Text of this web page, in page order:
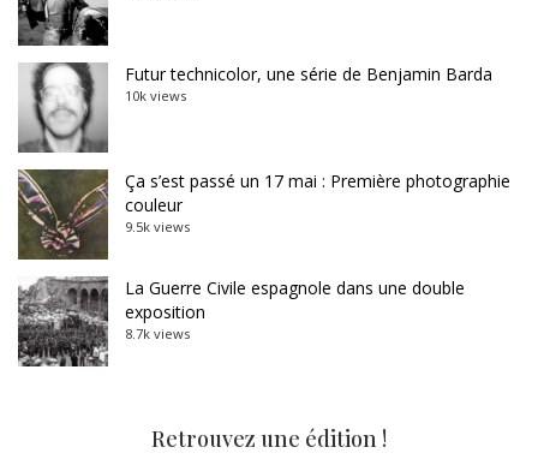
Futur technicolor, une série de Benjamin Barda
10k views
Ça s’est passé un 17 mai : Première photographie
couleur
9.5k views
La Guerre Civile espagnole dans une double
exposition
8.7k views
Retrouvez une édition !